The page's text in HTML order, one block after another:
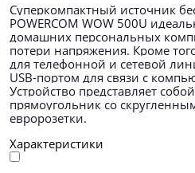
Суперкомпактный источник
POWERCOM WOW 500U
домашних персональных
потери напряжения. Кроме
для телефонной и сетевой
USB-портом для связи с
Устройство представляет
прямоугольник со
евророзетки.
Характеристики